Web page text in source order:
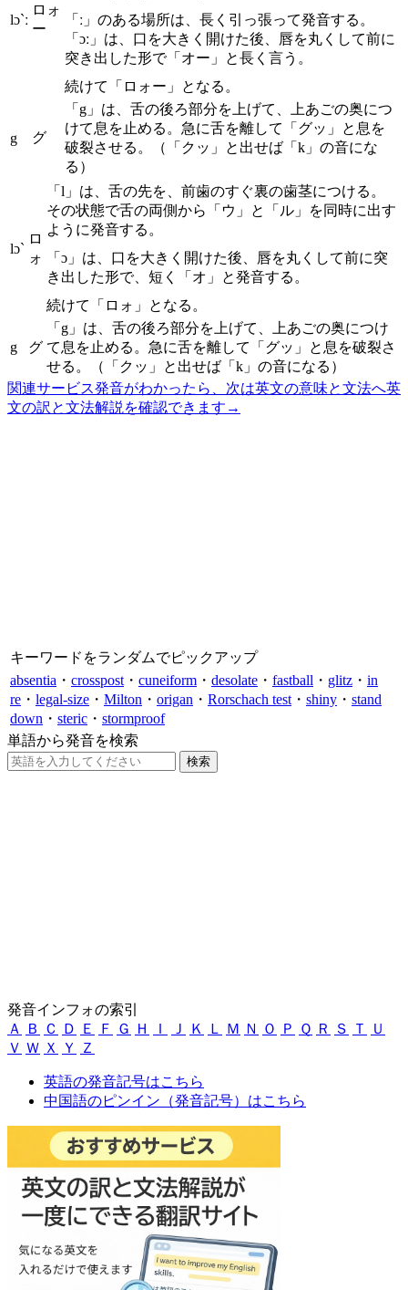
lɔ`ː
ロォ
ー
「ː」のある場所は、長く引っ張って発音する。
「ɔː」は、口を大きく開けた後、唇を丸くして前に
突き出した形で「オー」と長く言う。
続けて「ロォー」となる。
g グ
「g」は、舌の後ろ部分を上げて、上あごの奥につ
けて息を止める。急に舌を離して「グッ」と息を
破裂させる。（「クッ」と出せば「k」の音にな
る）
lɔ`
ロ
ォ
「l」は、舌の先を、前歯のすぐ裏の歯茎につける。
その状態で舌の両側から「ウ」と「ル」を同時に出す
ように発音する。
「ɔ」は、口を大きく開けた後、唇を丸くして前に突
き出した形で、短く「オ」と発音する。
続けて「ロォ」となる。
g グ
「g」は、舌の後ろ部分を上げて、上あごの奥につけ
て息を止める。急に舌を離して「グッ」と息を破裂さ
せる。（「クッ」と出せば「k」の音になる）
関連サービス発音がわかったら、次は英文の意味と文法へ英
文の訳と文法解説を確認できます →
キーワードをランダムでピックアップ
absentia ・ crosspost ・ cuneiform ・ desolate ・ fastball ・ glitz ・ in
re ・ legal-size ・ Milton ・ origan ・ Rorschach test ・ shiny ・ stand
down ・ steric ・ stormproof
単語から発音を検索
発音インフォの索引
Ａ
Ｂ Ｃ Ｄ Ｅ Ｆ Ｇ Ｈ Ｉ Ｊ Ｋ Ｌ Ｍ Ｎ Ｏ Ｐ Ｑ Ｒ Ｓ Ｔ
Ｕ
Ｖ Ｗ Ｘ Ｙ Ｚ
英語の発音記号はこちら
中国語のピンイン（発音記号）はこちら